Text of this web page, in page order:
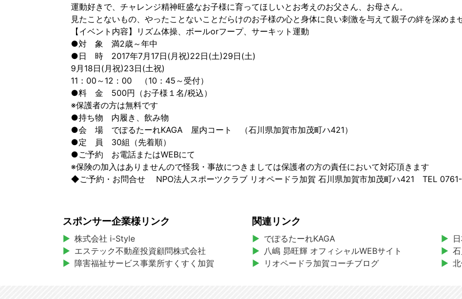
運動好きで、チャレンジ精神旺盛なお子様に育ってほしいとお考えのお父さん、お母さん。
見たことないもの、やったことないことだらけのお子様の心と身体に良い刺激を与えて親子の絆を深めま
【イベント内容】リズム体操、ボールorフープ、サーキット運動
●対 象 満2歳～年中
●日 時 2017年7月17日(月祝)22日(土)29日(土)
9月18日(月祝)23日(土祝)
11：00～12：00 （10：45～受付）
●料 金 500円（お子様１名/税込）
※保護者の方は無料です
●持ち物 内履き、飲み物
●会 場 でぽるたーれKAGA 屋内コート （石川県加賀市加茂町ハ421）
●定 員 30組（先着順）
●ご予約 お電話またはWEBにて
※保険の加入はありませんので怪我・事故につきましては保護者の方の責任において対応頂きます
◆ご予約・お問合せ NPO法人スポーツクラブ リオペードラ加賀 石川県加賀市加茂町ハ421 TEL
スポンサー企業様リンク
株式会社 i-Style
エステック不動産投資顧問株式会社
障害福祉サービス事業所すくすく加賀
関連リンク
でぽるたーれKAGA
八嶋 昴旺輝 オフィシャルWEBサイト
リオペードラ加賀コーチブログ